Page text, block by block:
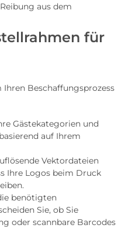
aus dem
für
Ihren Beschaffungsprozess
Gästekategorien und
auf Ihrem
Vektordateien
Ihre Logos beim Druck
benötigten
Sie, ob Sie
oder scannbare Barcodes